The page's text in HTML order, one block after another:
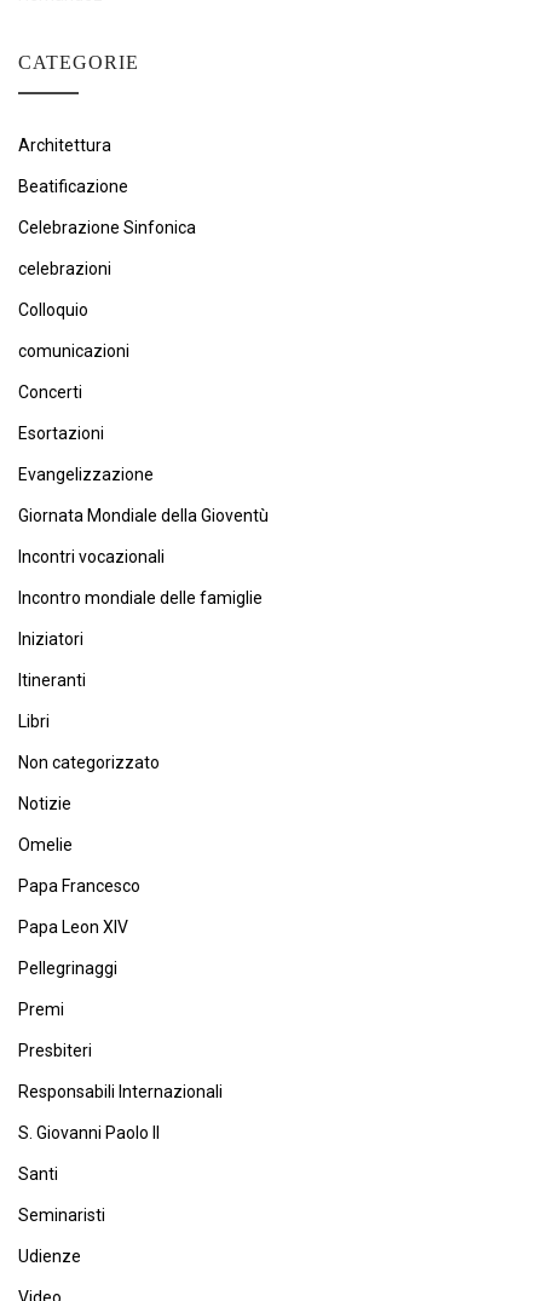
CATEGORIE
Architettura
Beatificazione
Celebrazione Sinfonica
celebrazioni
Colloquio
comunicazioni
Concerti
Esortazioni
Evangelizzazione
Giornata Mondiale della Gioventù
Incontri vocazionali
Incontro mondiale delle famiglie
Iniziatori
Itineranti
Libri
Non categorizzato
Notizie
Omelie
Papa Francesco
Papa Leon XIV
Pellegrinaggi
Premi
Presbiteri
Responsabili Internazionali
S. Giovanni Paolo II
Santi
Seminaristi
Udienze